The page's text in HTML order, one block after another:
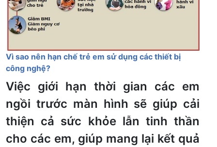
Vì sao nên hạn chế trẻ em sử dụng các thiết bị
công nghệ?
Việc giới hạn thời gian các em
ngồi trước màn hình sẽ giúp cải
thiện cả sức khỏe lẫn tinh thần
cho các em, giúp mang lại kết quả